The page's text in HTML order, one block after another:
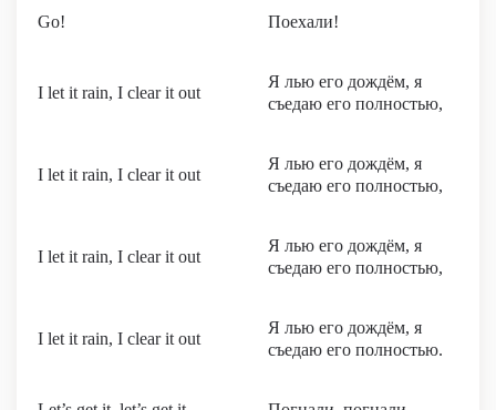
Go! Поехали!
I let it rain, I clear it out
Я лью его дождём, я
съедаю его полностью,
I let it rain, I clear it out
Я лью его дождём, я
съедаю его полностью,
I let it rain, I clear it out
Я лью его дождём, я
съедаю его полностью,
I let it rain, I clear it out
Я лью его дождём, я
съедаю его полностью.